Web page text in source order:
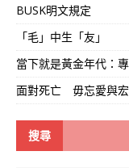
BUSK明文規定
「毛」中生「友」
當下就是黃金年代：
面對死亡 毋忘愛與
搜尋